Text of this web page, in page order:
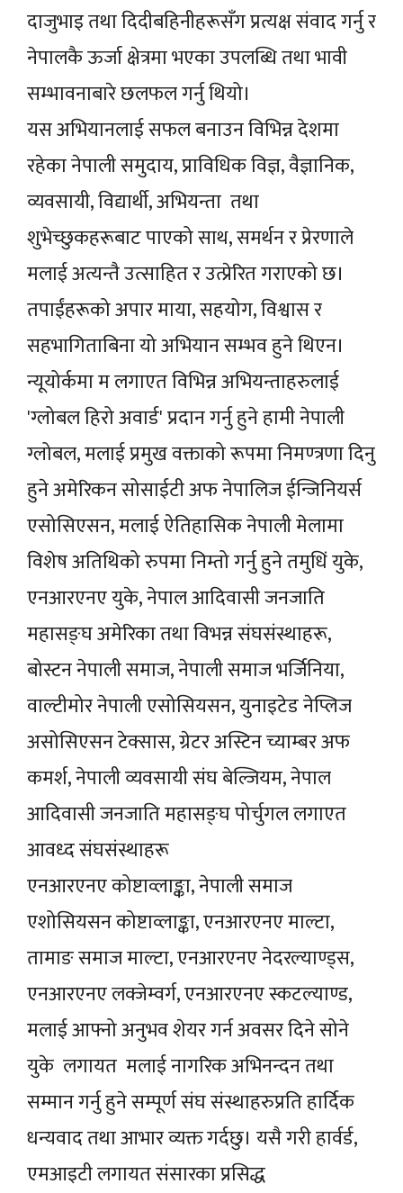
दाजुभाइ तथा दिदीबहिनीहरूसँग प्रत्यक्ष संवाद गर्नु र
नेपालकै ऊर्जा क्षेत्रमा भएका उपलब्धि तथा भावी
सम्भावनाबारे छलफल गर्नु थियो।
यस अभियानलाई सफल बनाउन विभिन्न देशमा
रहेका नेपाली समुदाय, प्राविधिक विज्ञ, वैज्ञानिक,
व्यवसायी, विद्यार्थी, अभियन्ता तथा
शुभेच्छुकहरूबाट पाएको साथ, समर्थन र प्रेरणाले
मलाई अत्यन्तै उत्साहित र उत्प्रेरित गराएको छ।
तपाईंहरूको अपार माया, सहयोग, विश्वास र
सहभागिताबिना यो अभियान सम्भव हुने थिएन।
न्यूयोर्कमा म लगाएत विभिन्न अभियन्ताहरुलाई
'ग्लोबल हिरो अवार्ड' प्रदान गर्नु हुने हामी नेपाली
ग्लोबल, मलाई प्रमुख वक्ताको रूपमा निमण्त्रणा दिनु
हुने अमेरिकन सोसाईटी अफ नेपालिज ईन्जिनियर्स
एसोसिएसन, मलाई ऐतिहासिक नेपाली मेलामा
विशेष अतिथिको रुपमा निम्तो गर्नु हुने तमुधिं युके,
एनआरएनए युके, नेपाल आदिवासी जनजाति
महासङ्घ अमेरिका तथा विभन्न संघसंस्थाहरू,
बोस्टन नेपाली समाज, नेपाली समाज भर्जिनिया,
वाल्टीमोर नेपाली एसोसियसन, युनाइटेड नेप्लिज
असोसिएसन टेक्सास, ग्रेटर अस्टिन च्याम्बर अफ
कमर्श, नेपाली व्यवसायी संघ बेल्जियम, नेपाल
आदिवासी जनजाति महासङ्घ पोर्चुगल लगाएत
आवध्द संघसंस्थाहरू
एनआरएनए कोष्टाव्लाङ्का, नेपाली समाज
एशोसियसन कोष्टाव्लाङ्का, एनआरएनए माल्टा,
तामाङ समाज माल्टा, एनआरएनए नेदरल्याण्ड्स,
एनआरएनए लक्जेम्वर्ग, एनआरएनए स्कटल्याण्ड,
मलाई आफ्नो अनुभव शेयर गर्न अवसर दिने सोने
युके लगायत मलाई नागरिक अभिनन्दन तथा
सम्मान गर्नु हुने सम्पूर्ण संघ संस्थाहरुप्रति हार्दिक
धन्यवाद तथा आभार व्यक्त गर्दछु। यसै गरी हार्वर्ड,
एमआइटी लगायत संसारका प्रसिद्ध